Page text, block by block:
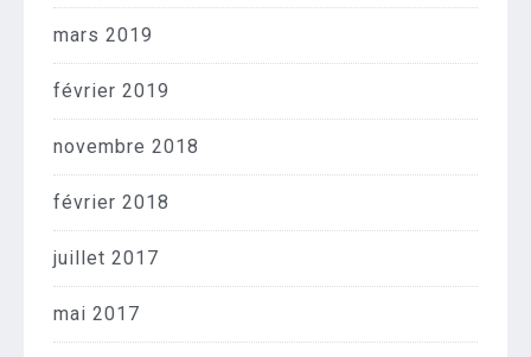
mars 2019
février 2019
novembre 2018
février 2018
juillet 2017
mai 2017